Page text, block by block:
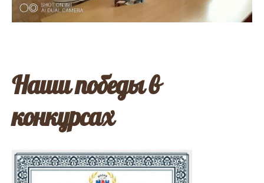
Наши победы в
конкурсах